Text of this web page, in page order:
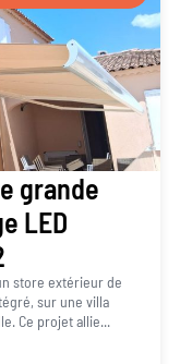
grande
LED
store extérieur de
sur une villa
Ce projet allie...